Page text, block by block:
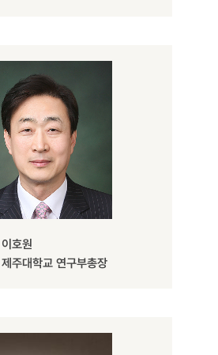
이호원
제주대학교 연구부총장